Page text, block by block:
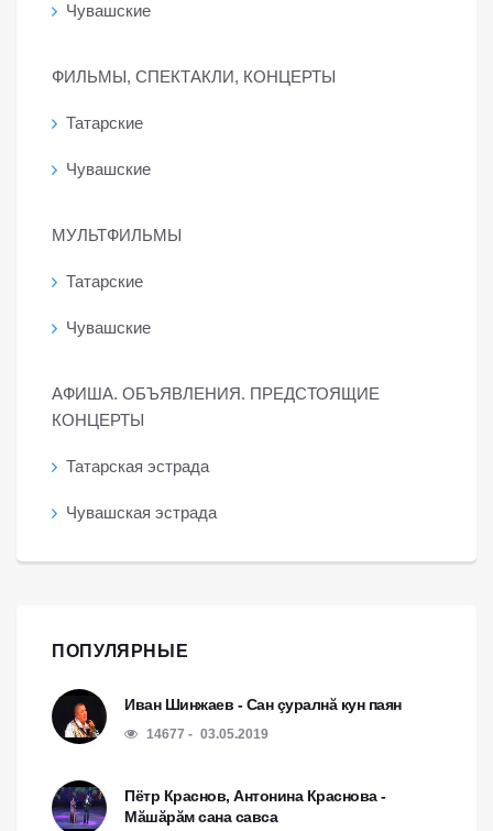
Чувашские
ФИЛЬМЫ, СПЕКТАКЛИ, КОНЦЕРТЫ
Татарские
Чувашские
МУЛЬТФИЛЬМЫ
Татарские
Чувашские
АФИША. ОБЪЯВЛЕНИЯ. ПРЕДСТОЯЩИЕ
КОНЦЕРТЫ
Татарская эстрада
Чувашская эстрада
ПОПУЛЯРНЫЕ
Иван Шинжаев - Сан çуралнă кун паян
14677 03.05.2019
Пётр Краснов, Антонина Краснова -
Мăшăрăм сана савса